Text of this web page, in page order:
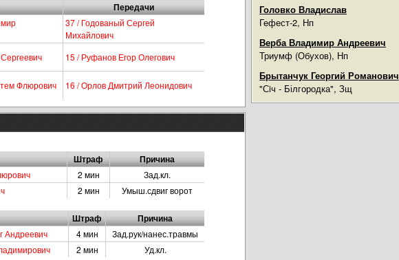
Головко Владислав
Гефест-2, Нп
Верба Владимир Андреевич
Триумф (Обухов), Нп
Брытанчук Георгий Романович
"Сiч - Білгородка", Зщ
Передачи
37 / Годованый Сергей
Михайлович
15 / Руфанов Егор Олегович
Флюрович 16 / Орлов Дмитрий Леонидович
Штраф Причина
2 мин
Зад.кл.
2 мин Умыш.сдвиг ворот
Штраф Причина
Андреевич 4 мин
Зад.рук/нанес.травмы
2 мин Уд.кл.